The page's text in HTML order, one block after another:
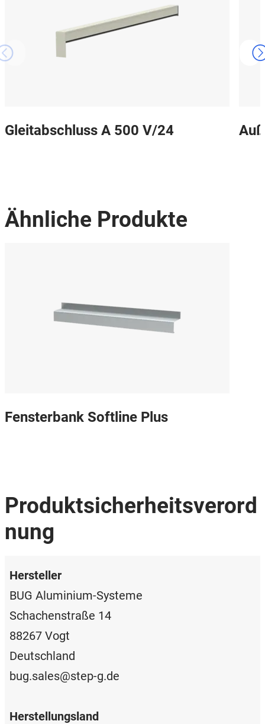
Gleitabschluss A 500 V/24
Ähnliche Produkte
Fensterbank Softline Plus
Produktsicherheitsverord
nung
Hersteller
BUG Aluminium-Systeme
Schachenstraße 14
88267 Vogt
Deutschland
bug.sales@step-g.de
Herstellungsland